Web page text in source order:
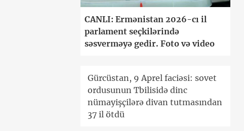
CANLI: Ermənistan 2026-cı il
parlament seçkilərində
səsverməyə gedir. Foto və video
Gürcüstan, 9 Aprel faciəsi: sovet
ordusunun Tbilisidə dinc
nümayişçilərə divan tutmasından
37 il ötdü